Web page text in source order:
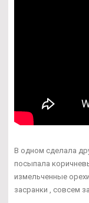
В одном сделала
посыпала
измельченные
засранки , совсем